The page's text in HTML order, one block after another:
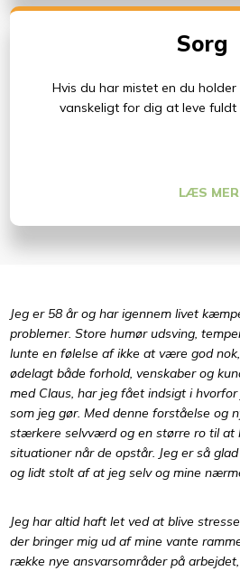
Sorg
Hvis du har mistet en du
vanskeligt for dig at leve
LÆS
​Jeg er 58 år og har igennem livet
problemer. Store humør udsving,
lunte en følelse af ikke at være god
ødelagt både forhold, venskaber og
med Claus, har jeg fået indsigt i
som jeg gør. Med denne forståelse og
stærkere selvværd og en større ro til at
situationer når de opstår. Jeg er så
og lidt stolt af at jeg selv og mine
Jeg har altid haft let ved at blive
der bringer mig ud af mine vante
række nye ansvarsområder på